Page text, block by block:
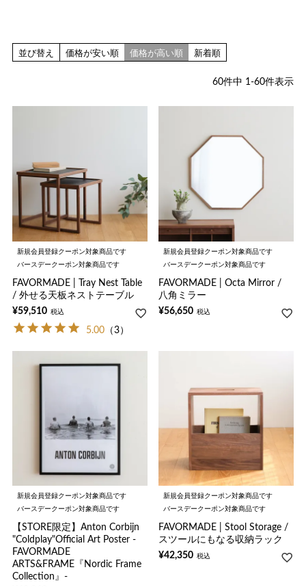
並び替え 価格が安い順 価格が高い順 新着順
60件中 1-60件表示
新規会員登録クーポン対象商品です
バースデークーポン対象商品です
FAVORMADE | Tray Nest Table
/ 外せる天板ネストテーブル
¥59,510 税込
5.00 （3）
新規会員登録クーポン対象商品です
バースデークーポン対象商品です
FAVORMADE | Octa Mirror /
八角ミラー
¥56,650 税込
新規会員登録クーポン対象商品です
バースデークーポン対象商品です
【STORE限定】Anton Corbijn
"Coldplay"Official Art Poster -
FAVORMADE
ARTS&FRAME『Nordic Frame
Collection』-
新規会員登録クーポン対象商品です
バースデークーポン対象商品です
FAVORMADE | Stool Storage /
スツールにもなる収納ラック
¥42,350 税込